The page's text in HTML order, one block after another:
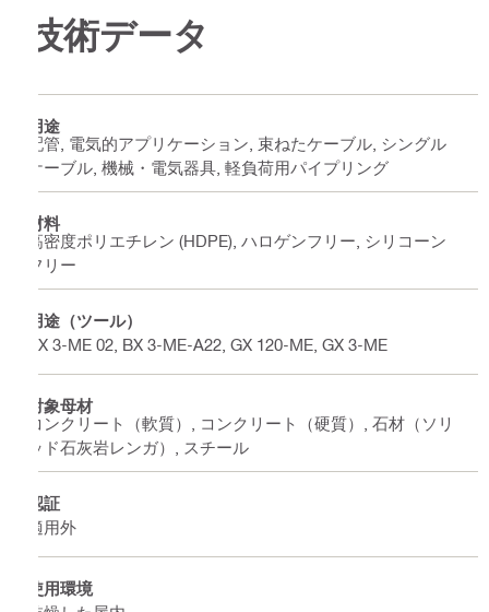
技術データ
用途
配管, 電気的アプリケーション, 束ねたケーブル, シングル
ケーブル, 機械・電気器具, 軽負荷用パイプリング
材料
高密度ポリエチレン (HDPE), ハロゲンフリー, シリコーン
フリー
用途（ツール）
BX 3-ME 02, BX 3-ME-A22, GX 120-ME, GX 3-ME
対象母材
コンクリート（軟質）, コンクリート（硬質）, 石材（ソリ
ッド石灰岩レンガ）, スチール
認証
適用外
使用環境